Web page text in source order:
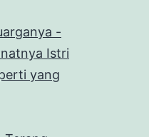
-
Istri
yang